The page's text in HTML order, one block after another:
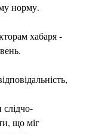
норму.
хабаря -
що міг